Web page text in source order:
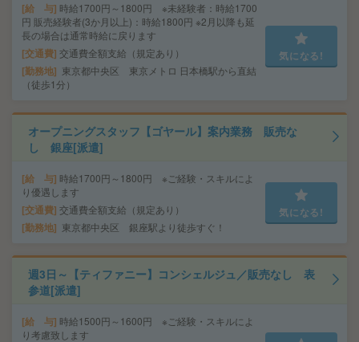
給 与 時給1700円～1800円 ※未経験者：時給1700
円 販売経験者(3か月以上)：時給1800円 ※2月以降も延
長の場合は通常時給に戻ります
交通費 交通費全額支給（規定あり）
勤務地
東京都中央区 東京メトロ 日本橋駅から直結
（徒歩1分）
気になる!
オープニングスタッフ【ゴヤール】案内業務 販売な
し 銀座[派遣]
給 与 時給1700円～1800円 ※ご経験・スキルによ
り優遇します
交通費 交通費全額支給（規定あり）
勤務地 東京都中央区 銀座駅より徒歩すぐ！
気になる!
週3日～【ティファニー】コンシェルジュ／販売なし 表
参道[派遣]
給 与 時給1500円～1600円 ※ご経験・スキルによ
り考慮致します